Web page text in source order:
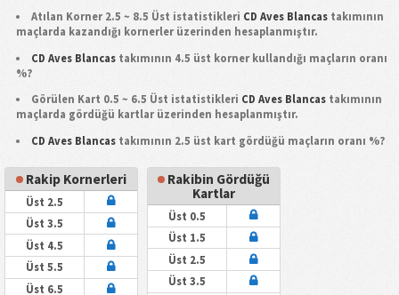
Atılan Korner 2.5 ~ 8.5 Üst istatistikleri CD Aves Blancas takımının
maçlarda kazandığı kornerler üzerinden hesaplanmıştır.
CD Aves Blancas takımının 4.5 üst korner kullandığı maçların oranı
%?
Görülen Kart 0.5 ~ 6.5 Üst istatistikleri CD Aves Blancas takımının
maçlarda gördüğü kartlar üzerinden hesaplanmıştır.
CD Aves Blancas takımının 2.5 üst kart gördüğü maçların oranı %?
Rakip Kornerleri
Üst 2.5
Üst 3.5
Üst 4.5
Üst 5.5
Üst 6.5
Rakibin Gördüğü
Kartlar
Üst 0.5
Üst 1.5
Üst 2.5
Üst 3.5